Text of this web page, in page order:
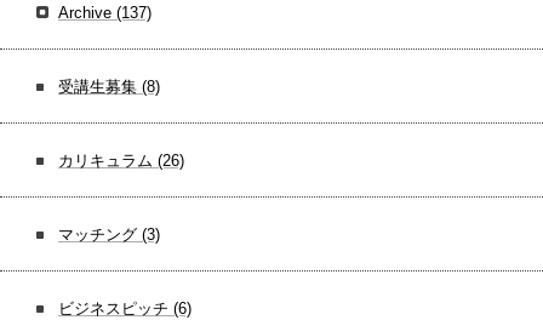
Archive (137)
受講生募集 (8)
カリキュラム (26)
マッチング (3)
ビジネスピッチ (6)